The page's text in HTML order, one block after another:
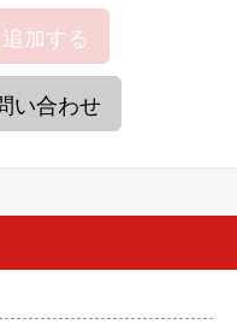
加する
い合わせ